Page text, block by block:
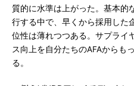
質的に水準は上がった。基本的
行する中で、早くから採用した
位性は薄れつつある。サプライ
ス向上を自分たちのAFAからも
る。